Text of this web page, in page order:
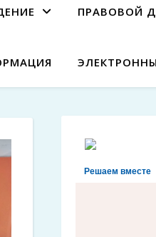
ПРАВОВОЙ
Решаем вместе